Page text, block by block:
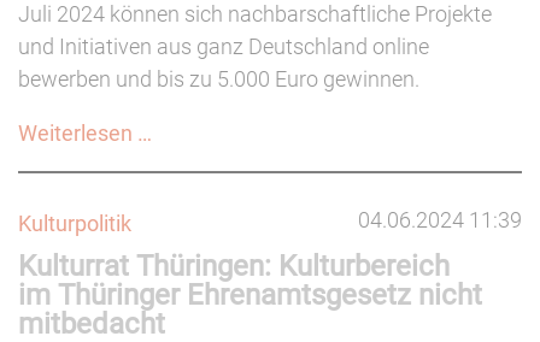
Juli 2024 können sich nachbarschaftliche Projekte
und Initiativen aus ganz Deutschland online
bewerben und bis zu 5.000 Euro gewinnen.
Weiterlesen …
Nachbarschaftspreis
2024
04.06.2024 11:39
Kulturpolitik
Kulturrat Thüringen: Kulturbereich
im Thüringer Ehrenamtsgesetz nicht
mitbedacht